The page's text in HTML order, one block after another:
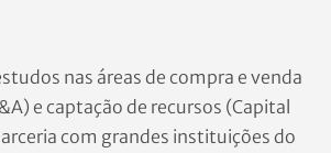
nas áreas de compra e venda
e captação de recursos (Capital
com grandes instituições do